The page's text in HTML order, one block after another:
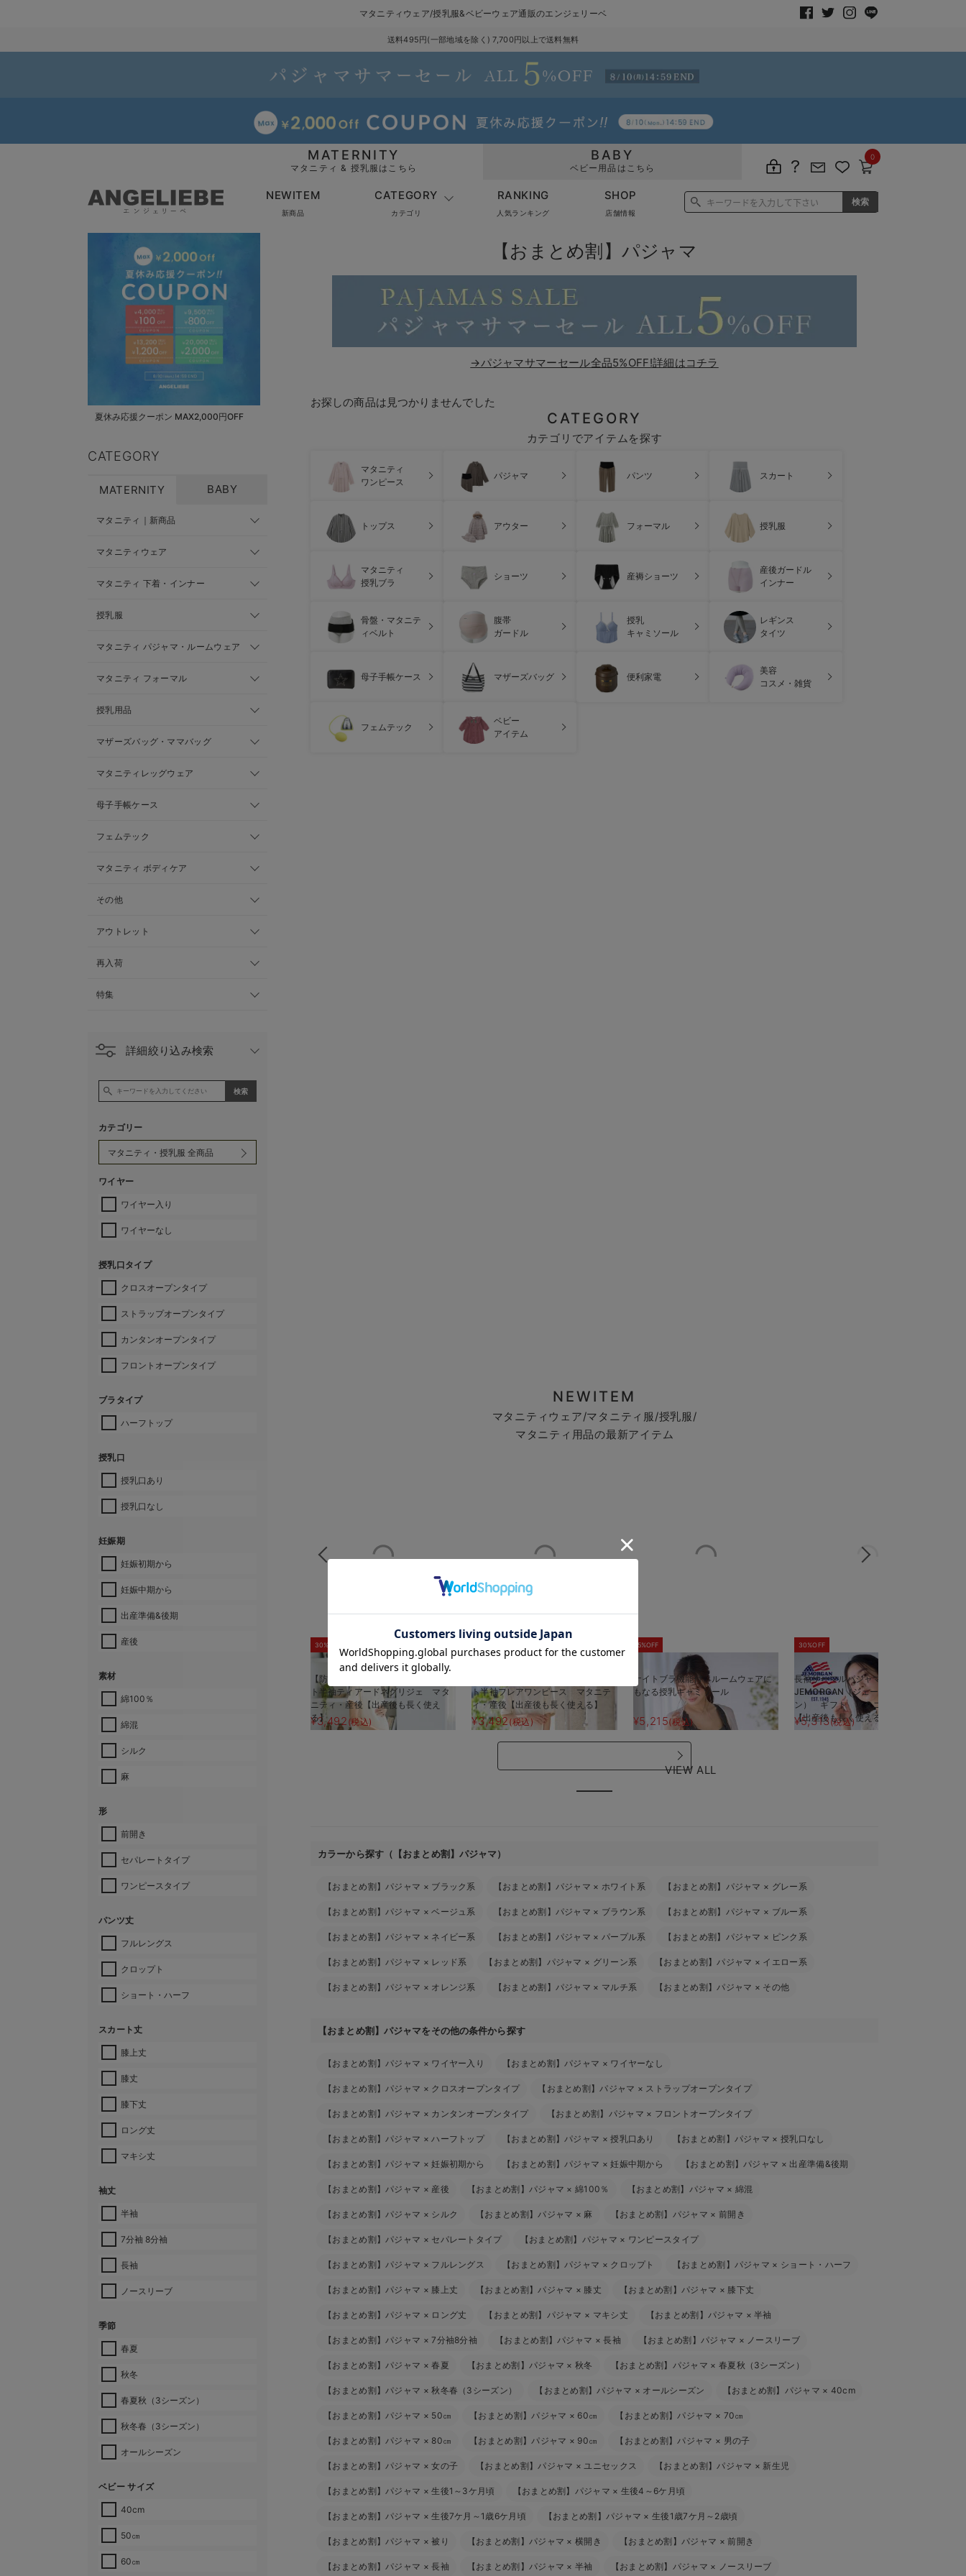
マタニティウェア/授乳服&ベビーウェア通販のエンジェリーベ
送料495円(一部地域を除く) 7,700円以上で送料無料
MATERNITY
マタニティ & 授乳服はこちら
BABY
ベビー用品はこちら
0
NEWITEM
新商品
CATEGORY
カテゴリ
RANKING
人気ランキング
SHOP
店舗情報
夏休み応援クーポン MAX2,000円OFF
CATEGORY
MATERNITY BABY
マタニティ｜新商品
マタニティウェア
マタニティ 下着・インナー
授乳服
マタニティ パジャマ・ルームウェア
マタニティ フォーマル
授乳用品
マザーズバッグ・ママバッグ
マタニティレッグウェア
母子手帳ケース
フェムテック
マタニティ ボディケア
その他
アウトレット
再入荷
特集
詳細絞り込み検索
カテゴリー
ワイヤー
ワイヤー入り
ワイヤーなし
授乳口タイプ
クロスオープンタイプ
ストラップオープンタイプ
カンタンオープンタイプ
フロントオープンタイプ
ブラタイプ
ハーフトップ
授乳口
授乳口あり
授乳口なし
妊娠期
妊娠初期から
妊娠中期から
出産準備&後期
産後
素材
綿100％
綿混
シルク
麻
形
前開き
セパレートタイプ
ワンピースタイプ
パンツ丈
フルレングス
クロップト
ショート・ハーフ
スカート丈
膝上丈
膝丈
膝下丈
ロング丈
マキシ丈
袖丈
半袖
7分袖 8分袖
長袖
ノースリーブ
季節
春夏
秋冬
春夏秋（3シーズン）
秋冬春（3シーズン）
オールシーズン
ベビー サイズ
40cm
50㎝
60㎝
【おまとめ割】パジャマ
→パジャマサマーセール全品5%OFF!詳細はコチラ
お探しの商品は見つかりませんでした
CATEGORY
カテゴリでアイテムを探す
マタニティ
ワンピース
パジャマ パンツ スカート
トップス アウター フォーマル 授乳服
マタニティ
授乳ブラ
ショーツ 産褥ショーツ
産後ガードル
インナー
骨盤・マタニテ
ィベルト
腹帯
ガードル
授乳
キャミソール
レギンス
タイツ
母子手帳ケース マザーズバッグ 便利家電
美容
コスメ・雑貨
フェムテック
ベビー
アイテム
NEWITEM
マタニティウェア/マタニティ服/授乳服/
マタニティ用品の最新アイテム
30%OFF
【防汚加工】綿混やわらかスウェッ
ト半袖ティアードネグリジェ マタ
ニティ・産後【出産後も長く使え
る】
¥3,492 (税込)
ト半袖フレアワンピース マタニテ
ィ・産後【出産後も長く使える】
¥3,492(税込)
5%OFF
ナイトブラ機能付 ルームウェアに
もなる授乳キャミソール
¥5,215(税込)
30%OFF
長袖サーマルパジャマ3点セット
JEMORGAN（ジェーイーモーガ
ン） ギフト マタニティ・産後
【出産後も長く使える】
¥5,313 (税込)
VIEW ALL
カラーから探す（【おまとめ割】パジャマ）
【おまとめ割】パジャマ × ブラック系 【おまとめ割】パジャマ × ホワイト系 【おまとめ割】パジャマ × グレー系
【おまとめ割】パジャマ ×ベージュ系 【おまとめ割】パジャマ × ブラウン系 【おまとめ割】パジャマ × ブルー系
【おまとめ割】パジャマ × ネイビー系 【おまとめ割】パジャマ × パープル系 【おまとめ割】パジャマ × ピンク系
【おまとめ割】パジャマ × レッド系 【おまとめ割】パジャマ × グリーン系 【おまとめ割】パジャマ × イエロー系
【おまとめ割】パジャマ × オレンジ系 【おまとめ割】パジャマ × マルチ系 【おまとめ割】パジャマ × その他
【おまとめ割】パジャマをその他の条件から探す
【おまとめ割】パジャマ × ワイヤー入り 【おまとめ割】パジャマ × ワイヤーなし
【おまとめ割】パジャマ × クロスオープンタイプ 【おまとめ割】パジャマ × ストラップオープンタイプ
【おまとめ割】パジャマ × カンタンオープンタイプ 【おまとめ割】パジャマ × フロントオープンタイプ
【おまとめ割】パジャマ ×ハーフトップ 【おまとめ割】パジャマ ×授乳口あり 【おまとめ割】パジャマ ×授乳口なし
【おまとめ割】パジャマ ×妊娠初期から 【おまとめ割】パジャマ ×妊娠中期から 【おまとめ割】パジャマ × 出産準備&後期
【おまとめ割】パジャマ × 産後 【おまとめ割】パジャマ ×綿100％ 【おまとめ割】パジャマ × 綿混
【おまとめ割】パジャマ × シルク 【おまとめ割】パジャマ × 麻 【おまとめ割】パジャマ × 前開き
【おまとめ割】パジャマ × セパレートタイプ 【おまとめ割】パジャマ × ワンピースタイプ
【おまとめ割】パジャマ × フルレングス 【おまとめ割】パジャマ × クロップト 【おまとめ割】パジャマ × ショート・ハーフ
【おまとめ割】パジャマ × 膝上丈 【おまとめ割】パジャマ × 膝丈 【おまとめ割】パジャマ × 膝下丈
【おまとめ割】パジャマ × ロング丈 【おまとめ割】パジャマ × マキシ丈 【おまとめ割】パジャマ ×半袖
【おまとめ割】パジャマ ×7分袖8分袖 【おまとめ割】パジャマ ×長袖 【おまとめ割】パジャマ × ノースリーブ
【おまとめ割】パジャマ ×春夏 【おまとめ割】パジャマ ×秋冬 【おまとめ割】パジャマ × 春夏秋（3シーズン）
【おまとめ割】パジャマ ×秋冬春（3シーズン） 【おまとめ割】パジャマ × オールシーズン 【おまとめ割】パジャマ × 40cm
【おまとめ割】パジャマ × 50㎝ 【おまとめ割】パジャマ × 60㎝ 【おまとめ割】パジャマ × 70㎝
【おまとめ割】パジャマ × 80㎝ 【おまとめ割】パジャマ × 90㎝ 【おまとめ割】パジャマ × 男の子
【おまとめ割】パジャマ ×女の子 【おまとめ割】パジャマ ×ユニセックス 【おまとめ割】パジャマ × 新生児
【おまとめ割】パジャマ ×生後1～3ケ月頃 【おまとめ割】パジャマ × 生後4～6ケ月頃
【おまとめ割】パジャマ ×生後7ケ月～1歳6ケ月頃 【おまとめ割】パジャマ ×生後1歳7ケ月～2歳頃
【おまとめ割】パジャマ ×被り 【おまとめ割】パジャマ ×横開き 【おまとめ割】パジャマ ×前開き
【おまとめ割】パジャマ ×長袖 【おまとめ割】パジャマ ×半袖 【おまとめ割】パジャマ × ノースリーブ
お気に入り商品を確認する